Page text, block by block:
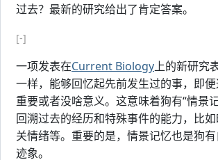
过去？最新的研究给出了肯定答案。
[-]
一项发表在Current Biology上的新研究
一样，能够回忆起先前发生过的事，即
重要或者没啥意义。这意味着狗有“情景
回溯过去的经历和特殊事件的能力，比
关情绪等。重要的是，情景记忆也是狗
迹象。